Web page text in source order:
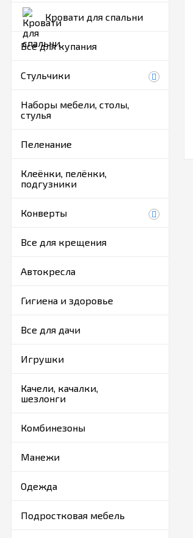
Кровати для спальни
Все для купания
Стульчики
Наборы мебели, столы,
стулья
Пеленание
Клеёнки, пелёнки,
подгузники
Конверты
Все для крещения
Автокресла
Гигиена и здоровье
Все для дачи
Игрушки
Качели, качалки,
шезлонги
Комбинезоны
Манежи
Одежда
Подростковая мебель